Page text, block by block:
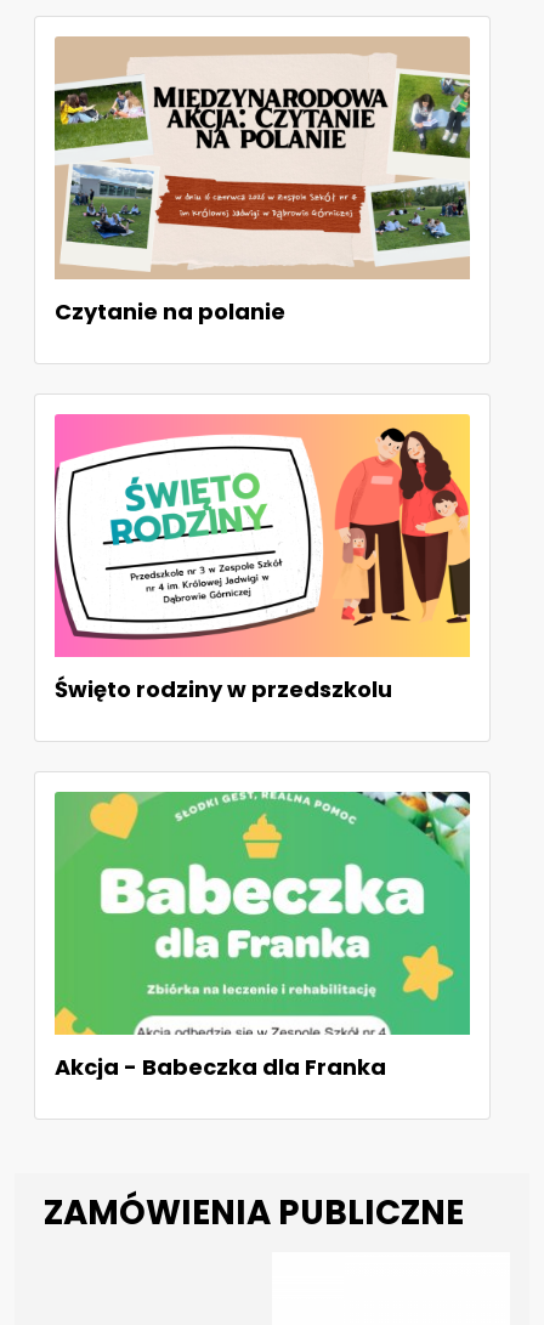
Czytanie na polanie
Święto rodziny w przedszkolu
Akcja - Babeczka dla Franka
ZAMÓWIENIA PUBLICZNE